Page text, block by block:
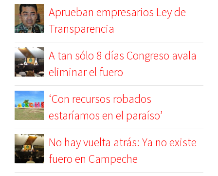
Aprueban empresarios Ley de
Transparencia
A tan sólo 8 días Congreso avala
eliminar el fuero
‘Con recursos robados
estaríamos en el paraíso’
No hay vuelta atrás: Ya no existe
fuero en Campeche